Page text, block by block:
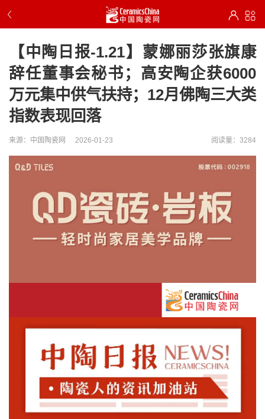
【中陶日报-1.21】蒙娜丽莎张旗康
辞任董事会秘书；高安陶企获6000
万元集中供气扶持；12月佛陶三大类
指数表现回落
来源：中国陶瓷网 2026-01-23 阅读量：3284